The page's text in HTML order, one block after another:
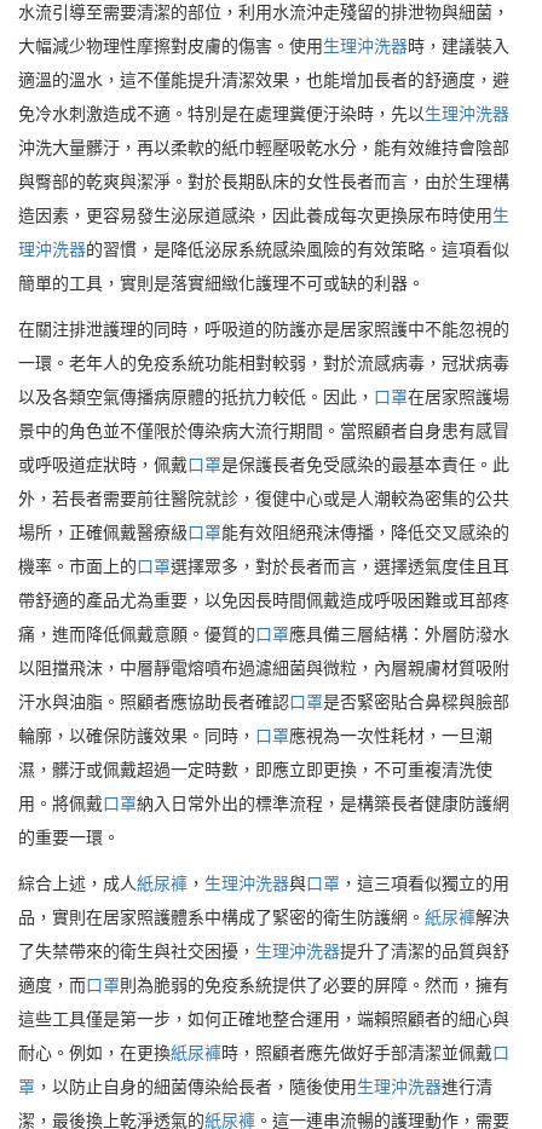
水流引導至需要清潔的部位，利用水流沖走殘留的排泄物與細菌，
大幅減少物理性摩擦對皮膚的傷害。使用生理沖洗器時，建議裝入
適溫的溫水，這不僅能提升清潔效果，也能增加長者的舒適度，避
免冷水刺激造成不適。特別是在處理糞便汙染時，先以生理沖洗器
沖洗大量髒汙，再以柔軟的紙巾輕壓吸乾水分，能有效維持會陰部
與臀部的乾爽與潔淨。對於長期臥床的女性長者而言，由於生理構
造因素，更容易發生泌尿道感染，因此養成每次更換尿布時使用生
理沖洗器的習慣，是降低泌尿系統感染風險的有效策略。這項看似
簡單的工具，實則是落實細緻化護理不可或缺的利器。
在關注排泄護理的同時，呼吸道的防護亦是居家照護中不能忽視的
一環。老年人的免疫系統功能相對較弱，對於流感病毒，冠狀病毒
以及各類空氣傳播病原體的抵抗力較低。因此， 口罩在居家照護場
景中的角色並不僅限於傳染病大流行期間。當照顧者自身患有感冒
或呼吸道症狀時，佩戴口罩是保護長者免受感染的最基本責任。此
外，若長者需要前往醫院就診，復健中心或是人潮較為密集的公共
場所，正確佩戴醫療級口罩能有效阻絕飛沫傳播，降低交叉感染的
機率。市面上的口罩選擇眾多，對於長者而言，選擇透氣度佳且耳
帶舒適的產品尤為重要，以免因長時間佩戴造成呼吸困難或耳部疼
痛，進而降低佩戴意願。優質的口罩應具備三層結構：外層防潑水
以阻擋飛沫，中層靜電熔噴布過濾細菌與微粒，內層親膚材質吸附
汗水與油脂。照顧者應協助長者確認口罩是否緊密貼合鼻樑與臉部
輪廓，以確保防護效果。同時， 口罩應視為一次性耗材，一旦潮
濕，髒汙或佩戴超過一定時數，即應立即更換，不可重複清洗使
用。將佩戴口罩納入日常外出的標準流程，是構築長者健康防護網
的重要一環。
綜合上述，成人紙尿褲 ， 生理沖洗器與口罩 ，這三項看似獨立的用
品，實則在居家照護體系中構成了緊密的衛生防護網。 紙尿褲解決
了失禁帶來的衛生與社交困擾， 生理沖洗器提升了清潔的品質與舒
適度，而口罩則為脆弱的免疫系統提供了必要的屏障。然而，擁有
這些工具僅是第一步，如何正確地整合運用，端賴照顧者的細心與
耐心。例如，在更換紙尿褲時，照顧者應先做好手部清潔並佩戴口
罩 ，以防止自身的細菌傳染給長者，隨後使用生理沖洗器進行清
潔，最後換上乾淨透氣的紙尿褲 。這一連串流暢的護理動作，需要